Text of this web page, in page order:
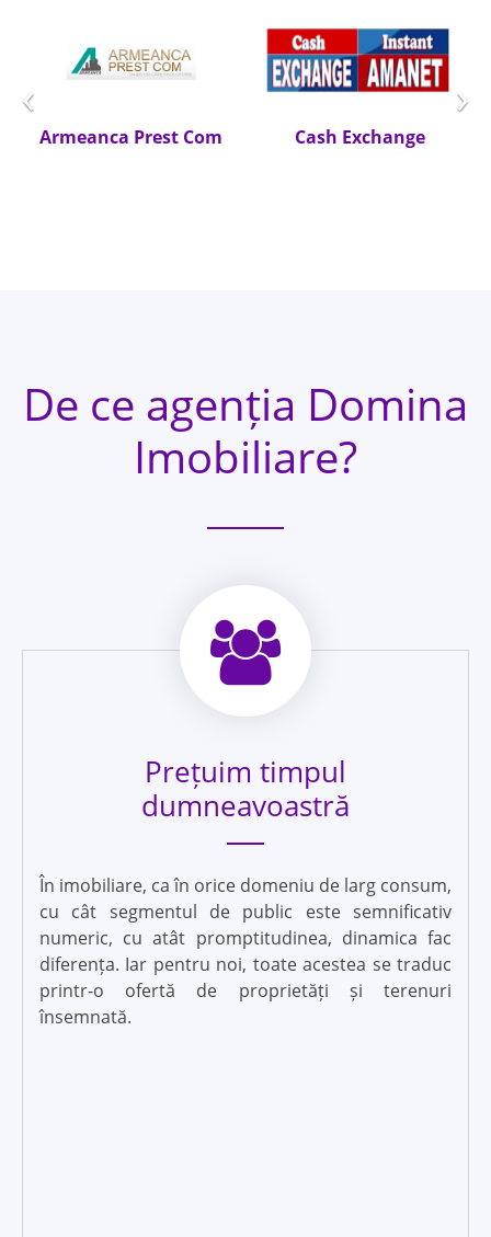
Armeanca Prest Com Cash Exchange
‹ ›
De ce agenția Domina
Imobiliare?
Prețuim timpul
dumneavoastră
În imobiliare, ca în orice domeniu de larg consum,
cu cât segmentul de public este semnificativ
numeric, cu atât promptitudinea, dinamica fac
diferența. Iar pentru noi, toate acestea se traduc
printr-o ofertă de proprietăți și terenuri
însemnată.